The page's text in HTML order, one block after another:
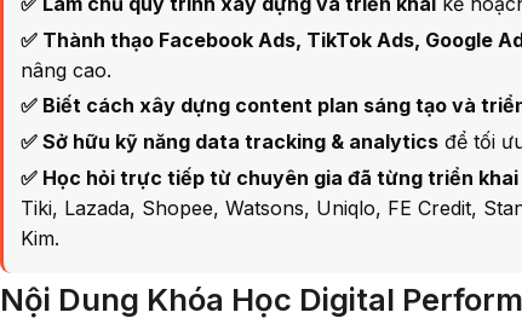
✅ Thành thạo Facebook Ads, TikTok Ads, Google
nâng cao.
✅ Biết cách xây dựng content plan sáng tạo và
✅ Sở hữu kỹ năng data tracking & analytics để tối
✅ Học hỏi trực tiếp từ chuyên gia đã từng triển
Tiki, Lazada, Shopee, Watsons, Uniqlo, FE Credit,
Kim.
Nội Dung Khóa Học Digital